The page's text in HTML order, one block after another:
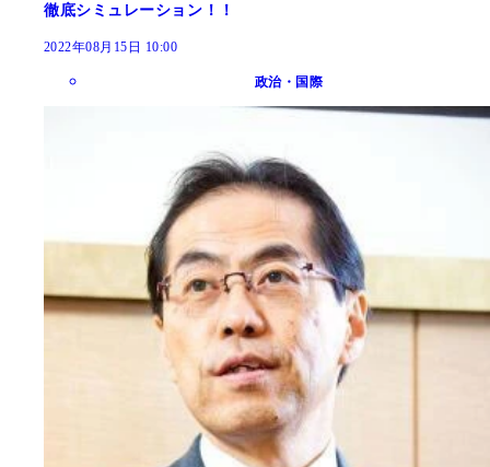
徹底シミュレーション！！
2022年08月15日 10:00
政治・国際